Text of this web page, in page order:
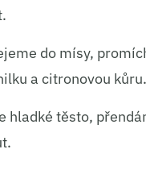
do mísy,
a citronovou kůru.
hladké těsto,